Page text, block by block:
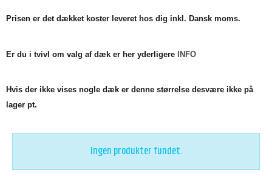
Prisen er det dækket koster leveret hos dig inkl. Dansk moms.
Er du i tvivl om valg af dæk er her yderligere INFO
Hvis der ikke vises nogle dæk er denne størrelse desvære ikke på
lager pt.
Ingen produkter fundet.